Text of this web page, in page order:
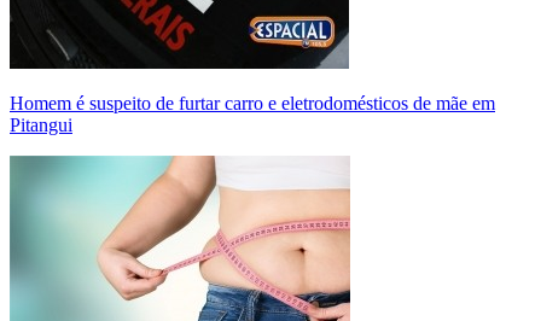
Homem é suspeito de furtar carro e eletrodomésticos de mãe em
Pitangui